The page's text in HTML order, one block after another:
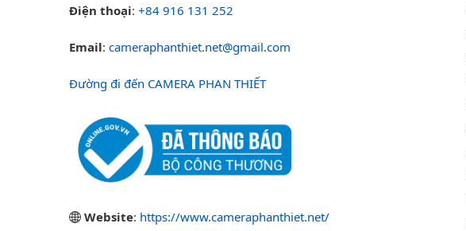
Điện thoại: +84 916 131 252
Email: cameraphanthiet.net@gmail.com
Đường đi đến CAMERA PHAN THIẾT
Website: https://www.cameraphanthiet.net/